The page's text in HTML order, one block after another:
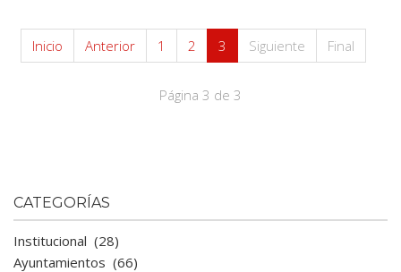
Inicio Anterior 1 2 3 Siguiente Final
Página 3 de 3
CATEGORÍAS
Institucional (28)
Ayuntamientos (66)